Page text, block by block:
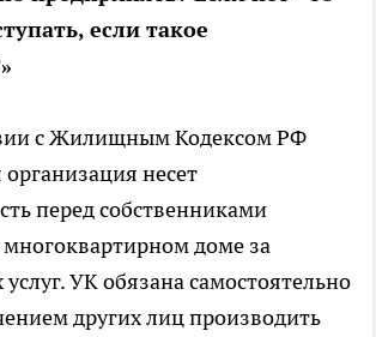
если такое
с Жилищным Кодексом РФ
несет
перед собственниками
доме за
услуг. УК обязана самостоятельно
других лиц производить